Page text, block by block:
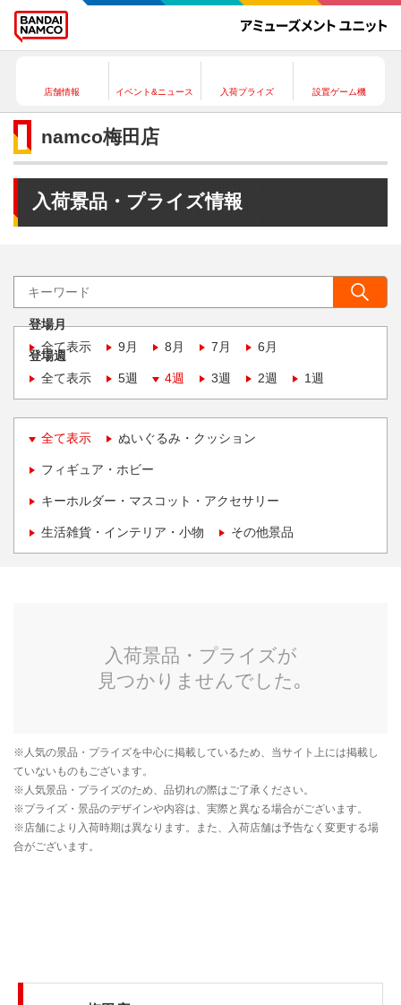
店舗情報 イベント&ニュース 入荷プライズ 設置ゲーム機
namco梅田店
入荷景品・プライズ情報
登場月
全て表示
9月 8月 7月 6月
登場週
全て表示
5週 4週 3週 2週 1週
全て表示 ぬいぐるみ・クッション
フィギュア・ホビー
キーホルダー・マスコット・アクセサリー
生活雑貨・インテリア・小物 その他景品